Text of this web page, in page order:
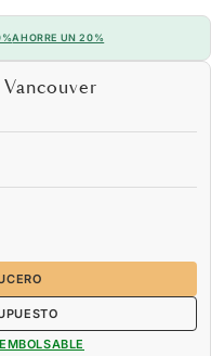
AHORRE UN 20%